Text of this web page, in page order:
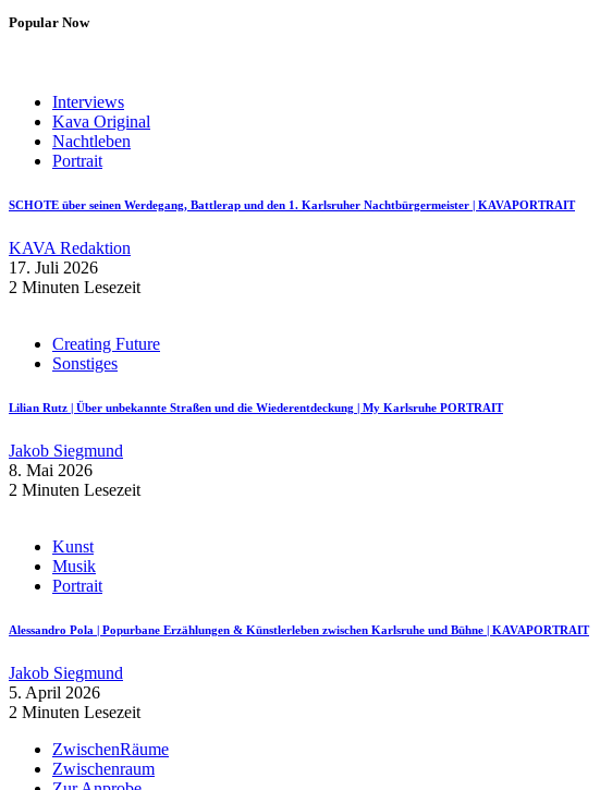
Popular Now
Interviews
Kava Original
Nachtleben
Portrait
SCHOTE über seinen Werdegang, Battlerap und den 1. Karlsruher Nachtbürgermeister | KAVAPORTRAIT
KAVA Redaktion
17. Juli 2026
2 Minuten Lesezeit
Creating Future
Sonstiges
Lilian Rutz | Über unbekannte Straßen und die Wiederentdeckung | My Karlsruhe PORTRAIT
Jakob Siegmund
8. Mai 2026
2 Minuten Lesezeit
Kunst
Musik
Portrait
Alessandro Pola | Popurbane Erzählungen & Künstlerleben zwischen Karlsruhe und Bühne | KAVAPORTRAIT
Jakob Siegmund
5. April 2026
2 Minuten Lesezeit
ZwischenRäume
Zwischenraum